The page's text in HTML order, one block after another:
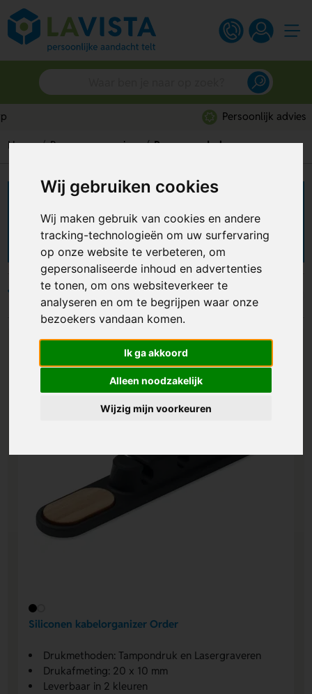
Wij gebruiken cookies
Wij maken gebruik van cookies en andere
tracking-technologieën om uw surfervaring
op onze website te verbeteren, om
gepersonaliseerde inhoud en advertenties
te tonen, om ons websiteverkeer te
analyseren en om te begrijpen waar onze
bezoekers vandaan komen.
Ik ga akkoord
Alleen noodzakelijk
Wijzig mijn voorkeuren
Persoonlijk advies
Home Bureau accessoires Bureau onderlegger
Bureau onderlegger
bedrukken
Siliconen kabelorganizer Order
Drukmethoden: Tampondruk en Lasergraveren
Drukafmeting: 20 x 10 mm
Leverbaar in 2 kleuren